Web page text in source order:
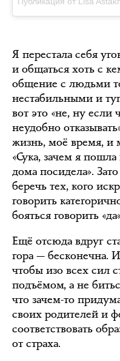
Я перестала себя
и общаться хоть с
общение с людьми
нестабильными и
вот это «не, ну если
неудобно
жизнь, моё время, и
«Сука, зачем я
дома посидела».
беречь тех, кого
говорить
бояться говорить
Ещё отсюда вдруг
гора — бесконечна.
чтобы изо всех сил
подъёмом, а не
что зачем-то
своих родителей и
соответствовать
от страха.